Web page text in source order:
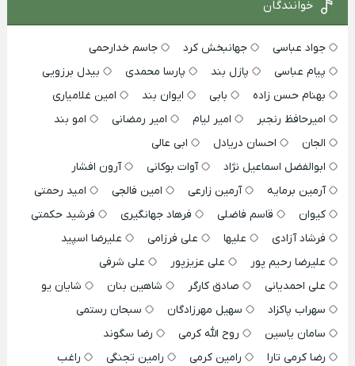
خوانندگان
جواد عباسی جهانبخش کرد
جاسم خدارحمی
پیام عباسی
پازل بند پارسا محمدی
بیدل برزویی
بهنام حسن زاده
بابی ایوان بند
امین غلامیاری
امیرحافظ رنجبر
امیر لیام امیر رمضانی
امو بند
الجان
احسان دریادل
ابی عالی
ابوالفضل اسماعیل نژاد
آوات بوکانی
آرون افشار
آرمین برمایه
آرمین زارعی امین فالجی
امید رحمتی
کیوان
قاسم فاضلی فرهاد جهانگیری
فرشید حکمتی
فرشاد آزادی
علیها علی فرزامی
علیرضا اسپید
علیرضا رحیم پور
علی عزیزپور
علی شرفی
علی احمدیانی
صادق کارگر شاهین بنان
شایان یو
سهراب پاکزاد
سهیل مهرزادگان
سبحان رستمی
سامان یاسین
روح الله کرمی
رضا سگوند
رضا کرمی تارا
رامین کرمی رامین تجنگی
راغب